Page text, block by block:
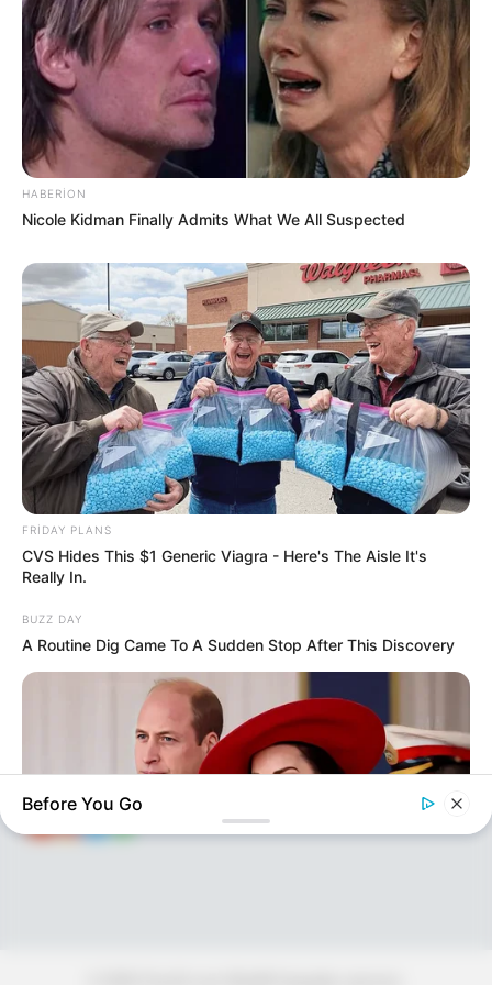
177 0
19:14 / 05 Avqust 2026 SİYASƏT
ABŞ və İran arasındakritik 48 saat
161 0 0
Ana səhifə
Tel: (+99450) 247 90 86
HABERION
Nicole Kidman Finally Admits What We All Suspected
FRIDAY PLANS
CVS Hides This $1 Generic Viagra - Here's The Aisle It's
Really In.
BUZZ DAY
A Routine Dig Came To A Sudden Stop After This Discovery
Before You Go